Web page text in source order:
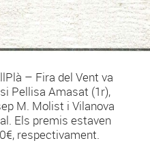
– Fira del Vent va
Pellisa Amasat (1r),
M. Molist i Vilanova
Els premis estaven
respectivament.